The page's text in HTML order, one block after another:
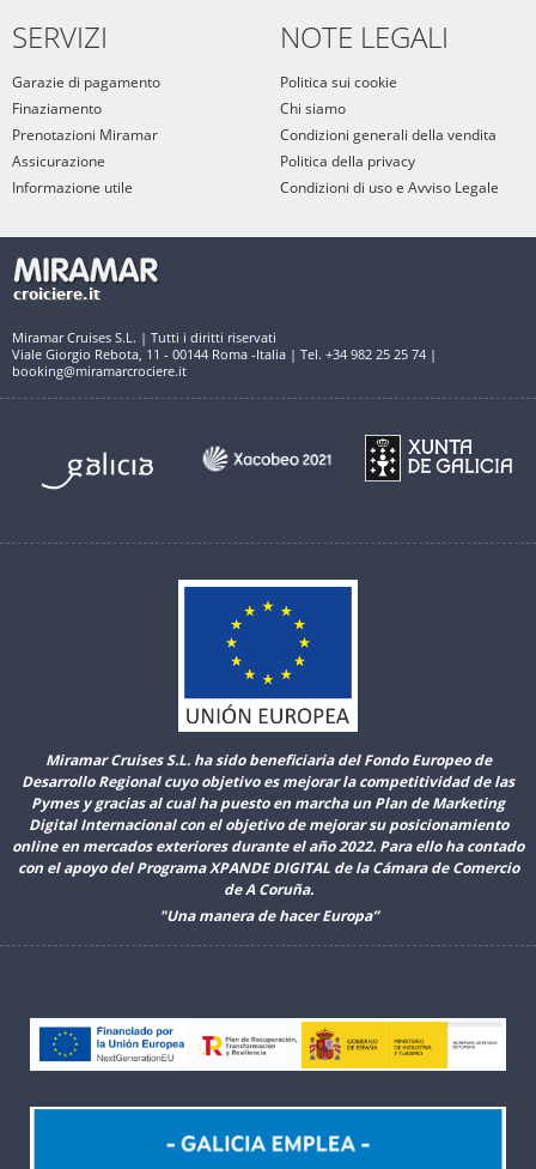
SERVIZI
Garazie di pagamento
Finaziamento
Prenotazioni Miramar
Assicurazione
Informazione utile
NOTE LEGALI
Politica sui cookie
Chi siamo
Condizioni generali della vendita
Politica della privacy
Condizioni di uso e Avviso Legale
Miramar Cruises S.L. | Tutti i diritti riservati
Viale Giorgio Rebota, 11 - 00144 Roma -Italia | Tel. +34 982 25 25 74 |
booking@miramarcrociere.it
Miramar Cruises S.L. ha sido beneficiaria del Fondo Europeo de
Desarrollo Regional cuyo objetivo es mejorar la competitividad de las
Pymes y gracias al cual ha puesto en marcha un Plan de Marketing
Digital Internacional con el objetivo de mejorar su posicionamiento
online en mercados exteriores durante el año 2022. Para ello ha contado
con el apoyo del Programa XPANDE DIGITAL de la Cámara de Comercio
de A Coruña.
"Una manera de hacer Europa”